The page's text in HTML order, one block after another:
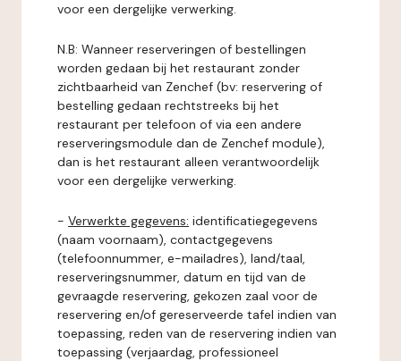
voor een dergelijke verwerking.
N.B: Wanneer reserveringen of bestellingen
worden gedaan bij het restaurant zonder
zichtbaarheid van Zenchef (bv: reservering of
bestelling gedaan rechtstreeks bij het
restaurant per telefoon of via een andere
reserveringsmodule dan de Zenchef module),
dan is het restaurant alleen verantwoordelijk
voor een dergelijke verwerking.
- Verwerkte gegevens: identificatiegegevens
(naam voornaam), contactgegevens
(telefoonnummer, e-mailadres), land/taal,
reserveringsnummer, datum en tijd van de
gevraagde reservering, gekozen zaal voor de
reservering en/of gereserveerde tafel indien van
toepassing, reden van de reservering indien van
toepassing (verjaardag, professioneel